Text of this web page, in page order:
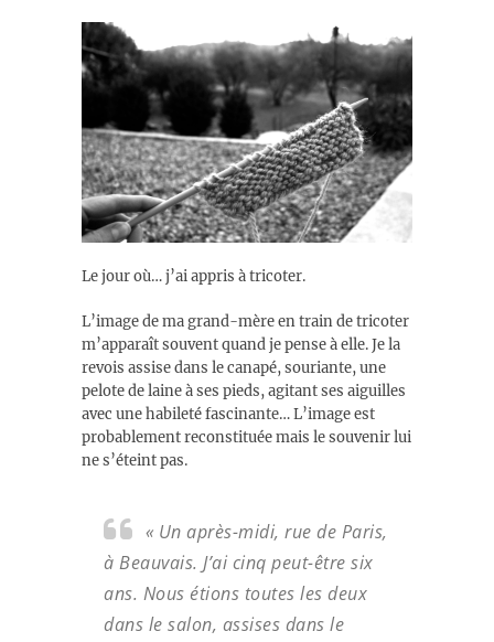
Le jour où… j’ai appris à tricoter.
L’image de ma grand-mère en train de tricoter
m’apparaît souvent quand je pense à elle. Je la
revois assise dans le canapé, souriante, une
pelote de laine à ses pieds, agitant ses aiguilles
avec une habileté fascinante… L’image est
probablement reconstituée mais le souvenir lui
ne s’éteint pas.
« Un après-midi, rue de Paris,
à Beauvais. J’ai cinq peut-être six
ans. Nous étions toutes les deux
dans le salon, assises dans le